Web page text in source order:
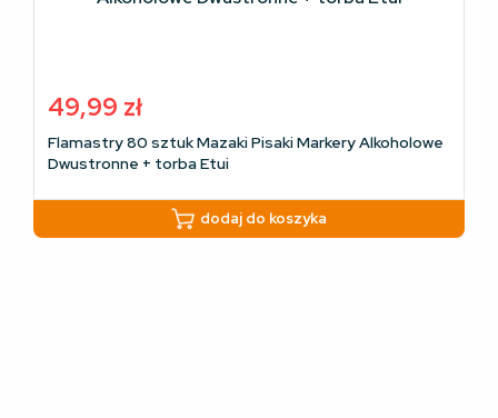
49,99 zł
Flamastry 80 sztuk Mazaki Pisaki Markery Alkoholowe
Dwustronne + torba Etui
dodaj do koszyka